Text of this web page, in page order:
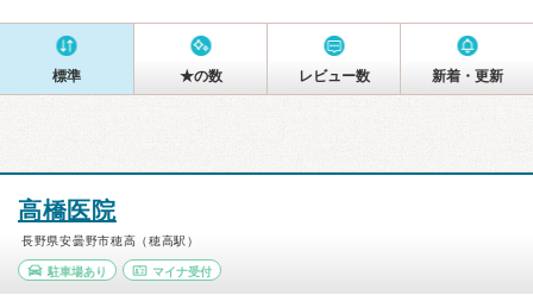
標準 ★の数 レビュー数 新着・更新
高橋医院
長野県安曇野市穂高（穂高駅）
駐車場あり マイナ受付